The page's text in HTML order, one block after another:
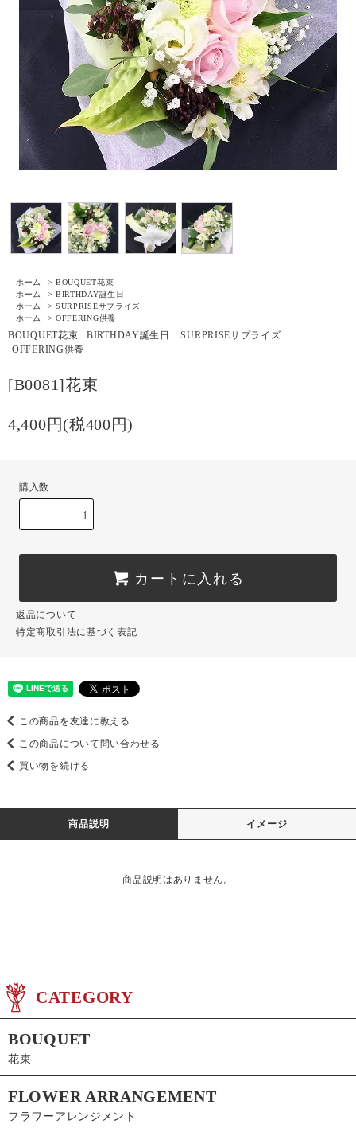
ホーム > BOUQUET花束
ホーム
> BIRTHDAY誕生日
ホーム
> SURPRISEサプライズ
ホーム
> OFFERING供養
BOUQUET花束 BIRTHDAY誕生日 SURPRISEサプライズ
OFFERING供養
[B0081]花束
4,400円(税400円)
購入数
カートに入れる
返品について
特定商取引法に基づく表記
この商品を友達に教える
この商品について問い合わせる
買い物を続ける
商品説明 イメージ
商品説明はありません。
CATEGORY
BOUQUET
花束
FLOWER ARRANGEMENT
フラワーアレンジメント